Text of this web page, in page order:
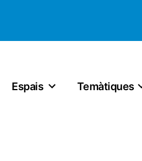
Espais Temàtiques